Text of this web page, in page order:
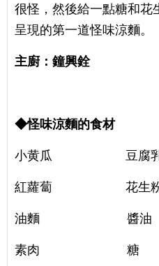
很怪，然後給一點糖和花
呈現的第一道怪味涼麵。
主廚：鐘興銓
◆怪味涼麵的食材
小黄瓜 豆腐
紅蘿蔔 花生
油麵 醬油
素肉 糖